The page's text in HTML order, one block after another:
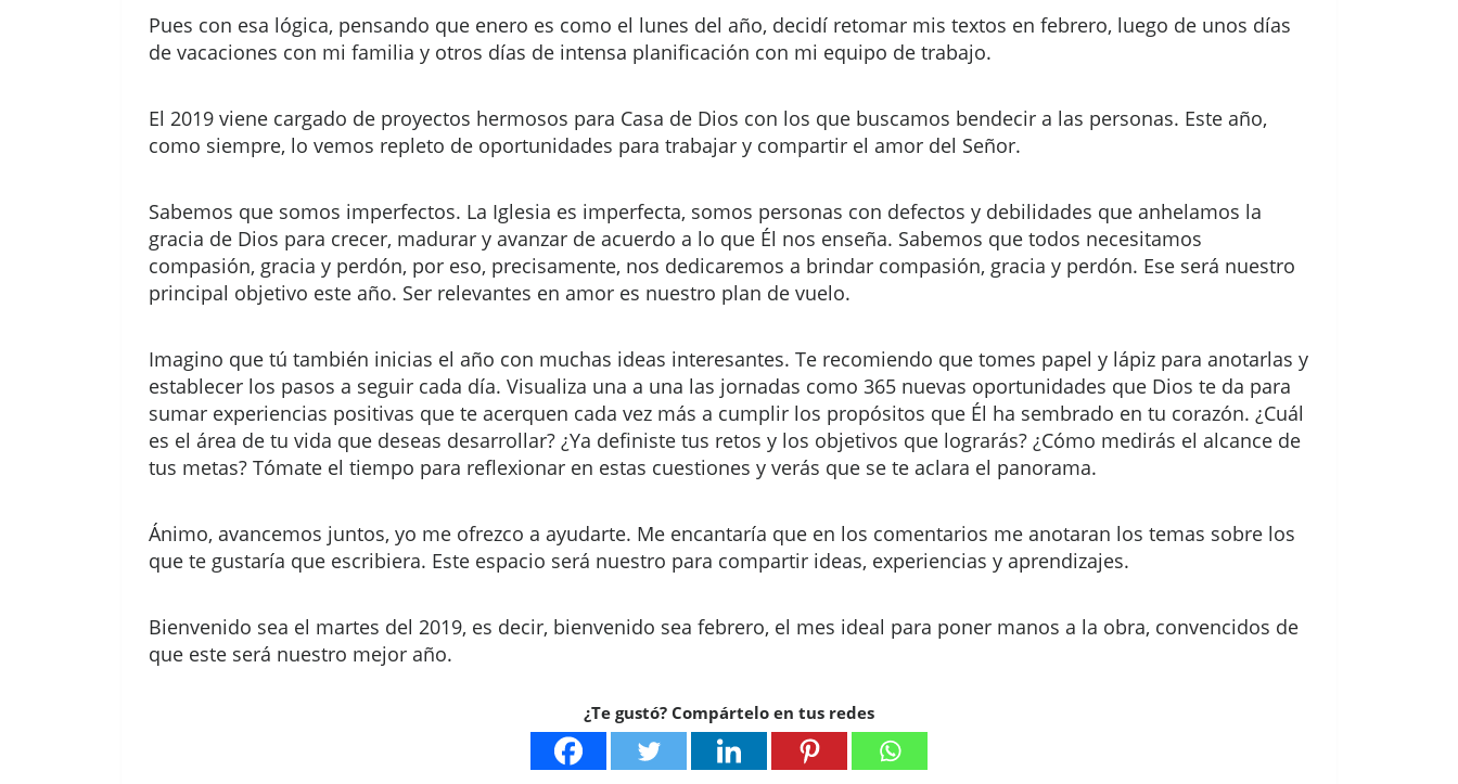
Pues con esa lógica, pensando que enero es como el lunes del año, decidí retomar mis textos en febrero, luego de unos días
de vacaciones con mi familia y otros días de intensa planificación con mi equipo de trabajo.
El 2019 viene cargado de proyectos hermosos para Casa de Dios con los que buscamos bendecir a las personas. Este año,
como siempre, lo vemos repleto de oportunidades para trabajar y compartir el amor del Señor.
Sabemos que somos imperfectos. La Iglesia es imperfecta, somos personas con defectos y debilidades que anhelamos la
gracia de Dios para crecer, madurar y avanzar de acuerdo a lo que Él nos enseña. Sabemos que todos necesitamos
compasión, gracia y perdón, por eso, precisamente, nos dedicaremos a brindar compasión, gracia y perdón. Ese será nuestro
principal objetivo este año. Ser relevantes en amor es nuestro plan de vuelo.
Imagino que tú también inicias el año con muchas ideas interesantes. Te recomiendo que tomes papel y lápiz para anotarlas y
establecer los pasos a seguir cada día. Visualiza una a una las jornadas como 365 nuevas oportunidades que Dios te da para
sumar experiencias positivas que te acerquen cada vez más a cumplir los propósitos que Él ha sembrado en tu corazón. ¿Cuál
es el área de tu vida que deseas desarrollar? ¿Ya definiste tus retos y los objetivos que lograrás? ¿Cómo medirás el alcance de
tus metas? Tómate el tiempo para reflexionar en estas cuestiones y verás que se te aclara el panorama.
Ánimo, avancemos juntos, yo me ofrezco a ayudarte. Me encantaría que en los comentarios me anotaran los temas sobre los
que te gustaría que escribiera. Este espacio será nuestro para compartir ideas, experiencias y aprendizajes.
Bienvenido sea el martes del 2019, es decir, bienvenido sea febrero, el mes ideal para poner manos a la obra, convencidos de
que este será nuestro mejor año.
¿Te gustó? Compártelo en tus redes